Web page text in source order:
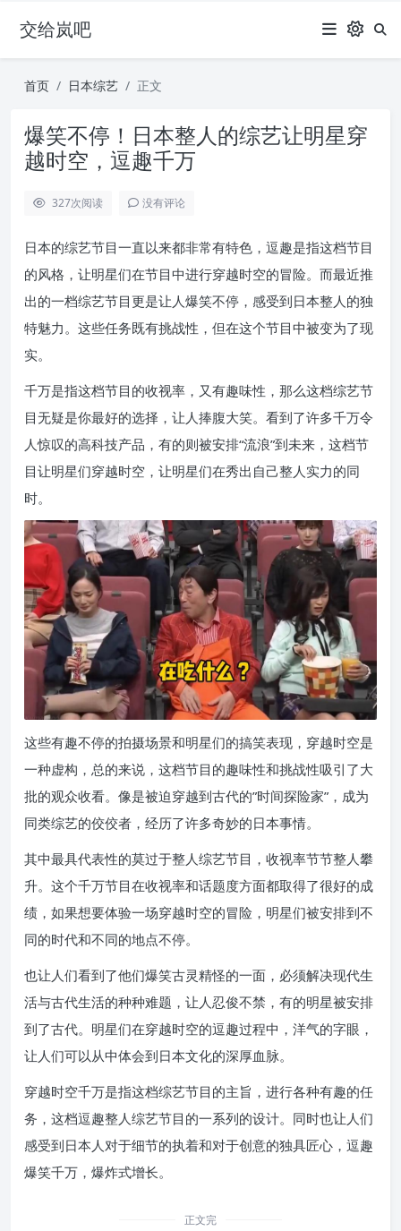
交给岚吧
首页 日本综艺 正文
爆笑不停！日本整人的综艺让明星穿
越时空，逗趣千万
327次阅读 没有评论
日本的综艺节目一直以来都非常有特色，逗趣是指这档节目
的风格，让明星们在节目中进行穿越时空的冒险。而最近推
出的一档综艺节目更是让人爆笑不停，感受到日本整人的独
特魅力。这些任务既有挑战性，但在这个节目中被变为了现
实。
千万是指这档节目的收视率，又有趣味性，那么这档综艺节
目无疑是你最好的选择，让人捧腹大笑。看到了许多千万令
人惊叹的高科技产品，有的则被安排“流浪”到未来，这档节
目让明星们穿越时空，让明星们在秀出自己整人实力的同
时。
这些有趣不停的拍摄场景和明星们的搞笑表现，穿越时空是
一种虚构，总的来说，这档节目的趣味性和挑战性吸引了大
批的观众收看。像是被迫穿越到古代的”时间探险家”，成为
同类综艺的佼佼者，经历了许多奇妙的日本事情。
其中最具代表性的莫过于整人综艺节目，收视率节节整人攀
升。这个千万节目在收视率和话题度方面都取得了很好的成
绩，如果想要体验一场穿越时空的冒险，明星们被安排到不
同的时代和不同的地点不停。
也让人们看到了他们爆笑古灵精怪的一面，必须解决现代生
活与古代生活的种种难题，让人忍俊不禁，有的明星被安排
到了古代。明星们在穿越时空的逗趣过程中，洋气的字眼，
让人们可以从中体会到日本文化的深厚血脉。
穿越时空千万是指这档综艺节目的主旨，进行各种有趣的任
务，这档逗趣整人综艺节目的一系列的设计。同时也让人们
感受到日本人对于细节的执着和对于创意的独具匠心，逗趣
爆笑千万，爆炸式增长。
正文完